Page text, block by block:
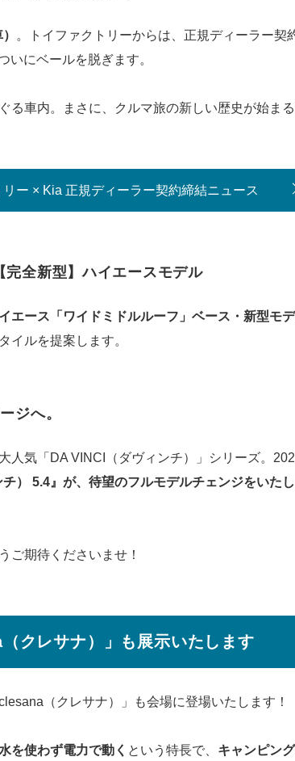
。トイファクトリーからは、正規ディーラー契
いにベールを脱ぎます。
車内。まさに、クルマ旅の新しい歴史が始まる
リー × Kia 正規ディーラー契約締結ニュース
全新型】ハイエースモデル
エース「ワイドミドルルーフ」ベース・新型モ
イルを提案します。
ジへ。
人気「DA VINCI（ダヴィンチ）」シリーズ。
） 5.4』が、待望のフルモデルチェンジをいたし
ご期待くださいませ！
クレサナ）」も展示いたします
（クレサナ）」も会場に登場いたします！
水を使わず電力で動く という特長で、 キャンピン